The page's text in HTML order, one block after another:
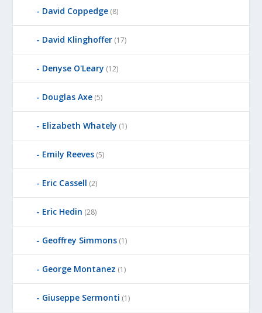
David Coppedge (8)
David Klinghoffer (17)
Denyse O'Leary (12)
Douglas Axe (5)
Elizabeth Whately (1)
Emily Reeves (5)
Eric Cassell (2)
Eric Hedin (28)
Geoffrey Simmons (1)
George Montanez (1)
Giuseppe Sermonti (1)